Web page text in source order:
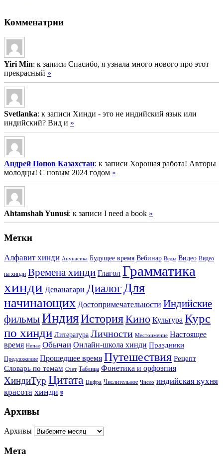
Комменатрии
Yiri Min: к записи Спасибо, я узнала много нового про этот
прекрасный »
Svetlanka: к записи Хинди - это не индийский язык или
индийский? Вид и »
Андрей Попов Казахстан: к записи Хорошая работа! Авторы
молодцы! С новым 2024 годом »
Ahtamshah Yunusi: к записи I need a book »
Метки
Алфавит хинди Анунасика Будущее время Вебинар Веды Видео Видео
на хинди Времена хинди Глагол Грамматика
хинди Деванагари Диалог Для
начинающих Достопримечательности Индийские
фильмыИндияИсторияКино Культура Курс
по хинди Литература Личности Местоимение Настоящее
время Непал Обычаи Онлайн-школа хинди Праздники
Предложение Прошедшее время Путешествия Рецепт
Словарь по темам Счет Таблица Фонетика и орфоэпия
ХиндиТур Цитата Цифра Числительное Число индийская кухня
красота хинди ह
Архивы
Архивы
Мета